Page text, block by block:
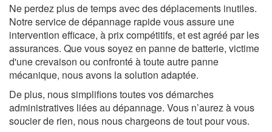
Ne perdez plus de temps avec des déplacements inutiles.
Notre service de dépannage rapide vous assure une
intervention efficace, à prix compétitifs, et est agréé par les
assurances. Que vous soyez en panne de batterie, victime
d'une crevaison ou confronté à toute autre panne
mécanique, nous avons la solution adaptée.
De plus, nous simplifions toutes vos démarches
administratives liées au dépannage. Vous n’aurez à vous
soucier de rien, nous nous chargeons de tout pour vous.